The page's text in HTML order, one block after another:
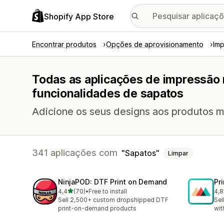
Shopify App Store
Encontrar produtos Opções de aprovisionamento
Todas as aplicações de
funcionalidades de sapatos
Adicione os seus designs aos produtos
341 aplicações com Sapatos Limpar
NinjaPOD: DTF Print on Demand
4,4de 5 estrelas
(70)
70 total de avaliações
•Free to install
Sell 2,500+ custom dropshipped DTF
print-on-demand products
4,8